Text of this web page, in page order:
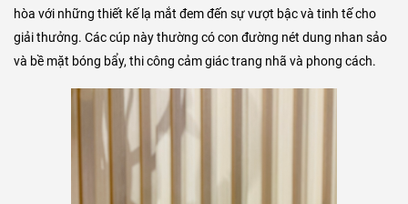
hòa với những thiết kế lạ mắt đem đến sự vượt bậc và tinh tế cho
giải thưởng. Các cúp này thường có con đường nét dung nhan sảo
và bề mặt bóng bẩy, thi công cảm giác trang nhã và phong cách.